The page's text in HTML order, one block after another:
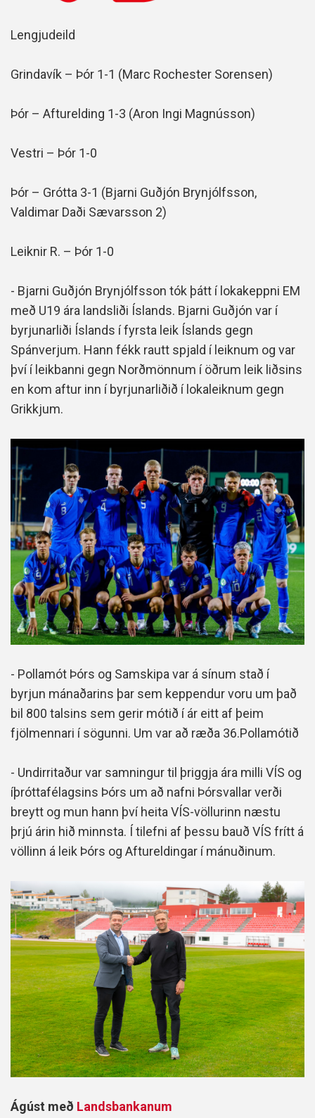
Lengjudeild
Grindavík – Þór 1-1 (Marc Rochester Sorensen)
Þór – Afturelding 1-3 (Aron Ingi Magnússon)
Vestri – Þór 1-0
Þór – Grótta 3-1 (Bjarni Guðjón Brynjólfsson,
Valdimar Daði Sævarsson 2)
Leiknir R. – Þór 1-0
- Bjarni Guðjón Brynjólfsson tók þátt í lokakeppni EM
með U19 ára landsliði Íslands. Bjarni Guðjón var í
byrjunarliði Íslands í fyrsta leik Íslands gegn
Spánverjum. Hann fékk rautt spjald í leiknum og var
því í leikbanni gegn Norðmönnum í öðrum leik liðsins
en kom aftur inn í byrjunarliðið í lokaleiknum gegn
Grikkjum.
- Pollamót Þórs og Samskipa var á sínum stað í
byrjun mánaðarins þar sem keppendur voru um það
bil 800 talsins sem gerir mótið í ár eitt af þeim
fjölmennari í sögunni. Um var að ræða 36.Pollamótið
- Undirritaður var samningur til þriggja ára milli VÍS og
íþróttafélagsins Þórs um að nafni Þórsvallar verði
breytt og mun hann því heita VÍS-völlurinn næstu
þrjú árin hið minnsta. Í tilefni af þessu bauð VÍS frítt á
völlinn á leik Þórs og Aftureldingar í mánuðinum.
Ágúst með Landsbankanum